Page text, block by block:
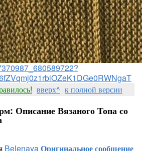
вверх^ к полной версии
Описание Вязаного Топа со
BelenayaОригинальное сообщение